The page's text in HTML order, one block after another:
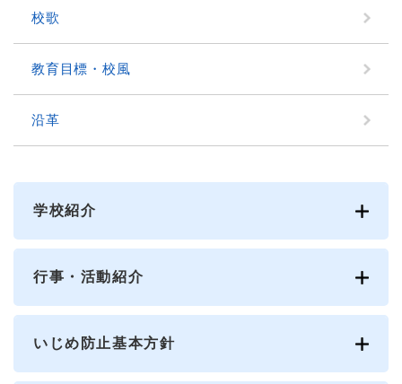
校歌
教育目標・校風
沿革
学校紹介
行事・活動紹介
いじめ防止基本方針